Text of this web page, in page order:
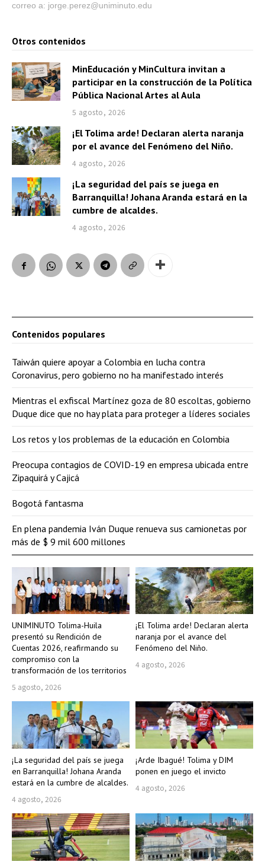
correo a: jorge.perez@uniminuto.edu
Otros contenidos
MinEducación y MinCultura invitan a
participar en la construcción de la Política
Pública Nacional Artes al Aula
5 agosto, 2026
¡El Tolima arde! Declaran alerta naranja
por el avance del Fenómeno del Niño.
4 agosto, 2026
¡La seguridad del país se juega en
Barranquilla! Johana Aranda estará en la
cumbre de alcaldes.
4 agosto, 2026
UNIMINUTO Tolima-Huila
presentó su Rendición de
Cuentas 2026, reafirmando su
compromiso con la
transformación de los territorios
5 agosto, 2026
¡El Tolima arde! Declaran alerta
naranja por el avance del
Fenómeno del Niño.
4 agosto, 2026
¡La seguridad del país se juega
en Barranquilla! Johana Aranda
estará en la cumbre de alcaldes.
4 agosto, 2026
¡Arde Ibagué! Tolima y DIM
ponen en juego el invicto
4 agosto, 2026
Contenidos populares
Taiwán quiere apoyar a Colombia en lucha contra
Coronavirus, pero gobierno no ha manifestado interés
Mientras el exfiscal Martínez goza de 80 escoltas, gobierno
Duque dice que no hay plata para proteger a líderes sociales
Los retos y los problemas de la educación en Colombia
Preocupa contagios de COVID-19 en empresa ubicada entre
Zipaquirá y Cajicá
Bogotá fantasma
En plena pandemia Iván Duque renueva sus camionetas por
más de $ 9 mil 600 millones